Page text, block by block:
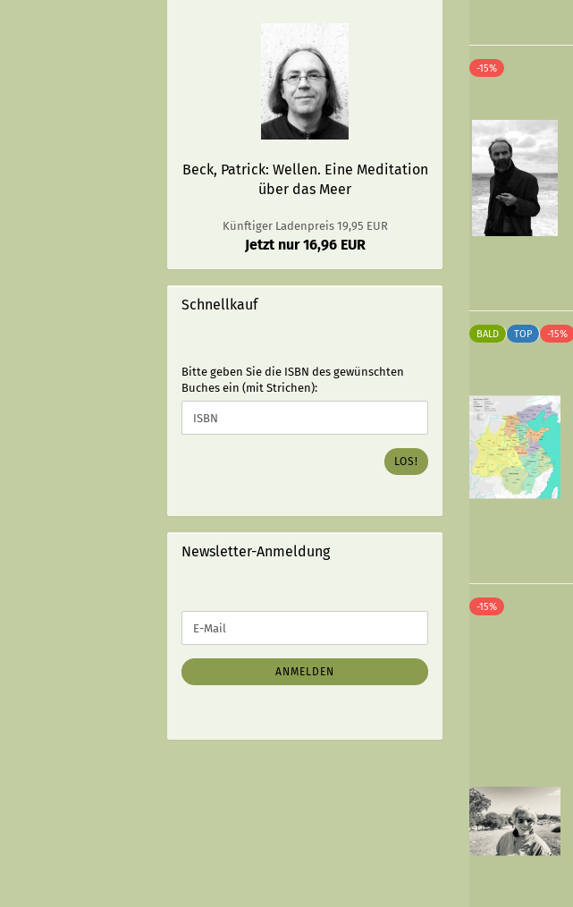
-15%
BALD TOP -15%
-15%
Beck, Patrick: Wellen. Eine Meditation
über das Meer
Künftiger Ladenpreis 19,95 EUR
Jetzt nur 16,96 EUR
Schnellkauf
BITTE
GEBEN
SIE
DIE
ISBN
(MIT
STRICHEN):
Bitte geben Sie die ISBN des gewünschten
Buches ein (mit Strichen):
LOS!
Newsletter-Anmeldung
ZUR
ANMELDUNG
E-
Mail
ANMELDEN